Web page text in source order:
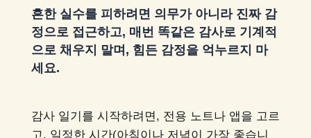
흔한 실수를 피하려면 의무가 아니라 진짜 감
정으로 접근하고, 매번 똑같은 감사로 기계적
으로 채우지 말며, 힘든 감정을 억누르지 마
세요.
감사 일기를 시작하려면, 전용 노트나 앱을 고르
고, 일정한 시간(아침이나 저녁이 가장 좋습니